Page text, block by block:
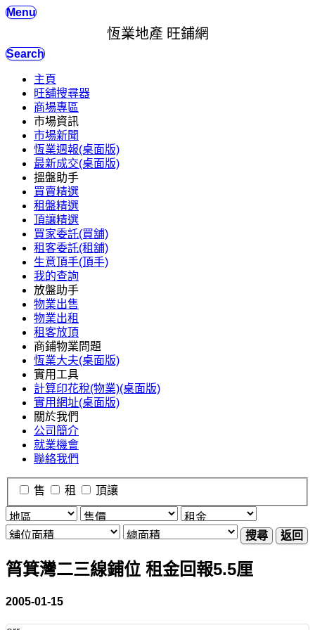
Menu
恆業地產 旺鋪網
Search
主頁
旺舖搜尋器
商場專區
市場資訊
市場新聞
恆業週報(桌面版)
最新成交(桌面版)
搵盤助手
買賣精選
租盤精選
頂讓精選
買家委託(買舖)
租客委託(租舖)
生意頂手(頂手)
我的查詢
放盤助手
物業出售
物業出租
租客放頂
商鋪物業問題
恆業大夫(桌面版)
實用工具
計算印花稅(物業)(桌面版)
實用網址(桌面版)
關於我們
公司簡介
就業機會
聯絡我們
售 租 頂讓
搜尋 返回
筲箕灣二三線鋪位 租金回報5.5厘
2005-01-15